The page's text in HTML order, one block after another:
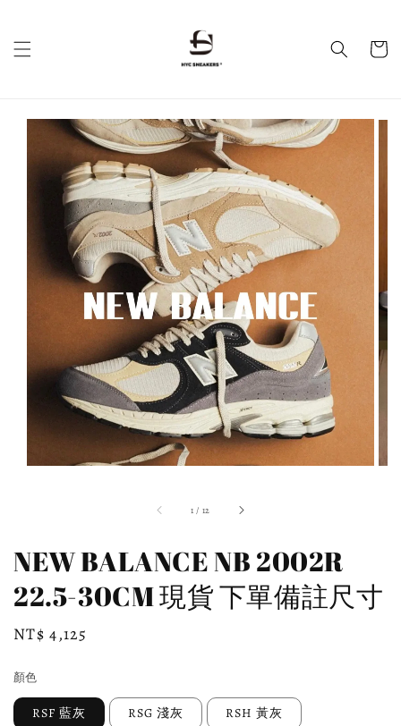
1 / 12
NEW BALANCE NB 2002R
22.5-30CM 現貨 下單備註尺寸
Regular
NT$ 4,125
顏色
RSF 藍灰 RSG 淺灰 RSH 黃灰